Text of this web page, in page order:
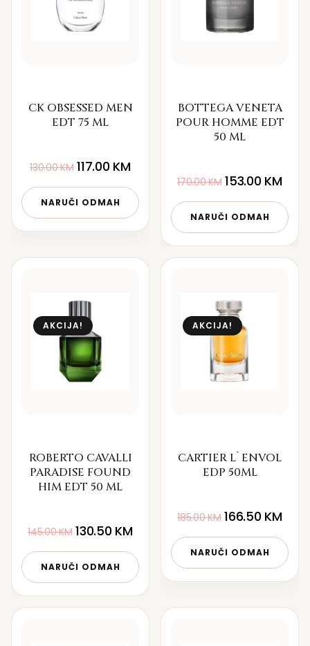
CK OBSESSED MEN
EDT 75 ML
130.00KM 117.00 KM
NARUČI ODMAH
BOTTEGA VENETA
POUR HOMME EDT
50 ML
170.00KM 153.00 KM
NARUČI ODMAH
AKCIJA!
ROBERTO CAVALLI
PARADISE FOUND
HIM EDT 50 ML
145.00KM 130.50 KM
NARUČI ODMAH
AKCIJA!
CARTIER L`ENVOL
EDP 50ML
185.00KM 166.50 KM
NARUČI ODMAH